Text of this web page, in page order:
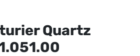
Quartz